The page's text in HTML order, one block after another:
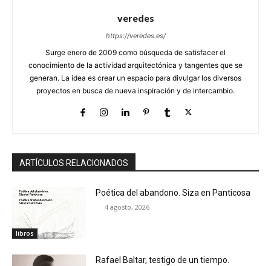
veredes
https://veredes.es/
Surge enero de 2009 como búsqueda de satisfacer el
conocimiento de la actividad arquitectónica y tangentes que se
generan. La idea es crear un espacio para divulgar los diversos
proyectos en busca de nueva inspiración y de intercambio.
ARTÍCULOS RELACIONADOS
libros
Poética del abandono. Siza en Panticosa
4 agosto, 2026
Rafael Baltar, testigo de un tiempo.